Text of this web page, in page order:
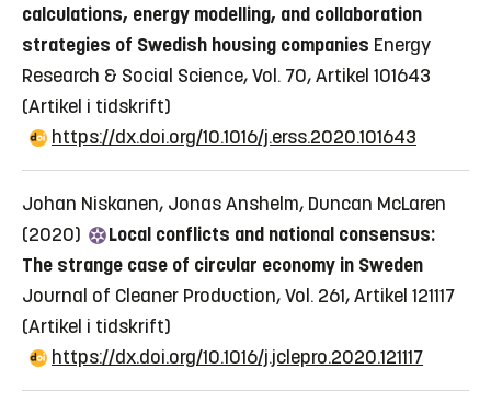
calculations, energy modelling, and collaboration
strategies of Swedish housing companies Energy
Research & Social Science, Vol. 70, Artikel 101643
(Artikel i tidskrift)
https://dx.doi.org/10.1016/j.erss.2020.101643
Johan Niskanen, Jonas Anshelm, Duncan McLaren
(2020)
Local conflicts and national consensus:
The strange case of circular economy in Sweden
Journal of Cleaner Production, Vol. 261, Artikel 121117
(Artikel i tidskrift)
https://dx.doi.org/10.1016/j.jclepro.2020.121117